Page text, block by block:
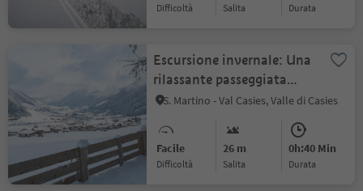
Difficoltà Salita durata
Escursione invernale: Una
rilassante passeggiata
nella Val Casies
S. Martino - Val Casies, Valle di Casies
Facile
Difficoltà
26 m
Salita
0h:40 Min
durata